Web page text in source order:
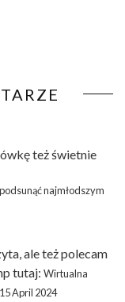
też świetnie
najmłodszym
ale też polecam
tutaj: Wirtualna
15 April 2024